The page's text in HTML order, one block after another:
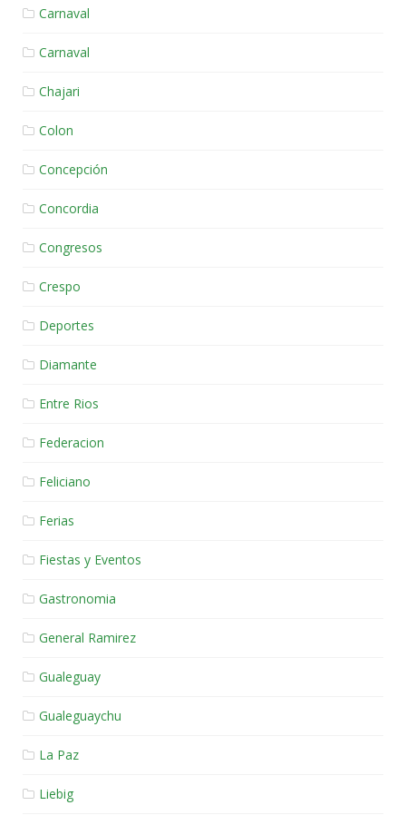
Carnaval
Carnaval
Chajari
Colon
Concepción
Concordia
Congresos
Crespo
Deportes
Diamante
Entre Rios
Federacion
Feliciano
Ferias
Fiestas y Eventos
Gastronomia
General Ramirez
Gualeguay
Gualeguaychu
La Paz
Liebig